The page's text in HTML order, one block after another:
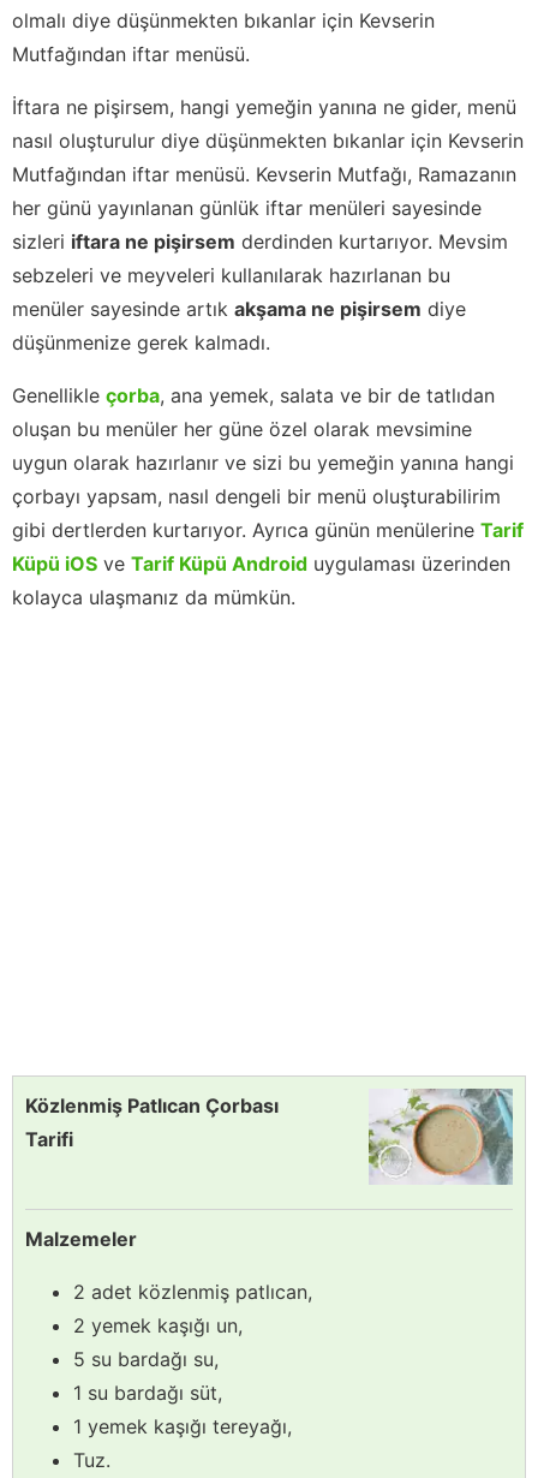
olmalı diye düşünmekten bıkanlar için Kevserin
Mutfağından iftar menüsü.
İftara ne pişirsem, hangi yemeğin yanına ne gider, menü
nasıl oluşturulur diye düşünmekten bıkanlar için Kevserin
Mutfağından iftar menüsü. Kevserin Mutfağı, Ramazanın
her günü yayınlanan günlük iftar menüleri sayesinde
sizleri iftara ne pişirsem derdinden kurtarıyor. Mevsim
sebzeleri ve meyveleri kullanılarak hazırlanan bu
menüler sayesinde artık akşama ne pişirsem diye
düşünmenize gerek kalmadı.
Genellikle çorba, ana yemek, salata ve bir de tatlıdan
oluşan bu menüler her güne özel olarak mevsimine
uygun olarak hazırlanır ve sizi bu yemeğin yanına hangi
çorbayı yapsam, nasıl dengeli bir menü oluşturabilirim
gibi dertlerden kurtarıyor. Ayrıca günün menülerine Tarif
Küpü iOS ve Tarif Küpü Android uygulaması üzerinden
kolayca ulaşmanız da mümkün.
Közlenmiş Patlıcan Çorbası
Tarifi
Malzemeler
2 adet közlenmiş patlıcan,
2 yemek kaşığı un,
5 su bardağı su,
1 su bardağı süt,
1 yemek kaşığı tereyağı,
Tuz.